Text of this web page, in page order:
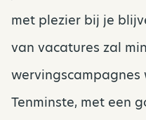
met plezier bij je
van vacatures zal
Tenminste, met een